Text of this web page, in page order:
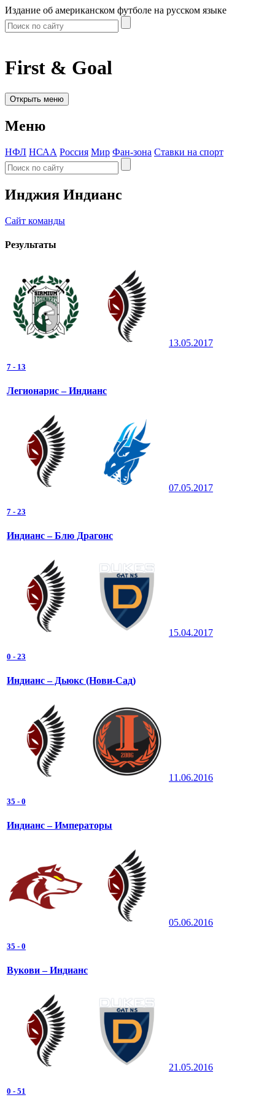
Издание об американском футболе на русском языке
First & Goal
Открыть меню
Меню
НФЛ НСАА Россия Мир Фан-зона Ставки на спорт
Инджия Индианс
Сайт команды
Результаты
13.05.2017
7 - 13
Легионарис – Индианс
07.05.2017
7 - 23
Индианс – Блю Драгонс
15.04.2017
0 - 23
Индианс – Дьюкс (Нови-Сад)
11.06.2016
35 - 0
Индианс – Императоры
05.06.2016
35 - 0
Вукови – Индианс
21.05.2016
0 - 51